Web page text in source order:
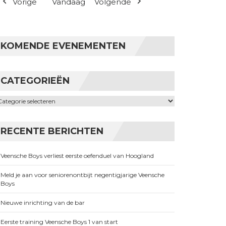
KOMENDE EVENEMENTEN
CATEGORIEËN
RECENTE BERICHTEN
Veensche Boys verliest eerste oefenduel van Hoogland
Meld je aan voor seniorenontbijt negentigjarige Veensche
Boys
Nieuwe inrichting van de bar
Eerste training Veensche Boys 1 van start